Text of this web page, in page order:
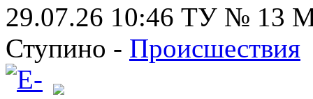
29.07.26 10:46 ТУ № 13
Ступино - Происшествия